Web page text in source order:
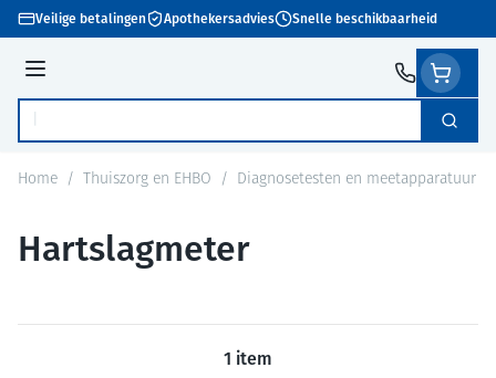
Ga naar de inhoud
Veilige betalingen Apothekersadvies Snelle beschikbaarheid
Menu
Product, merk, categorie... Zoek
Home / Thuiszorg en EHBO / Diagnosetesten en meetapparatuur
Hartslagmeter
1 item